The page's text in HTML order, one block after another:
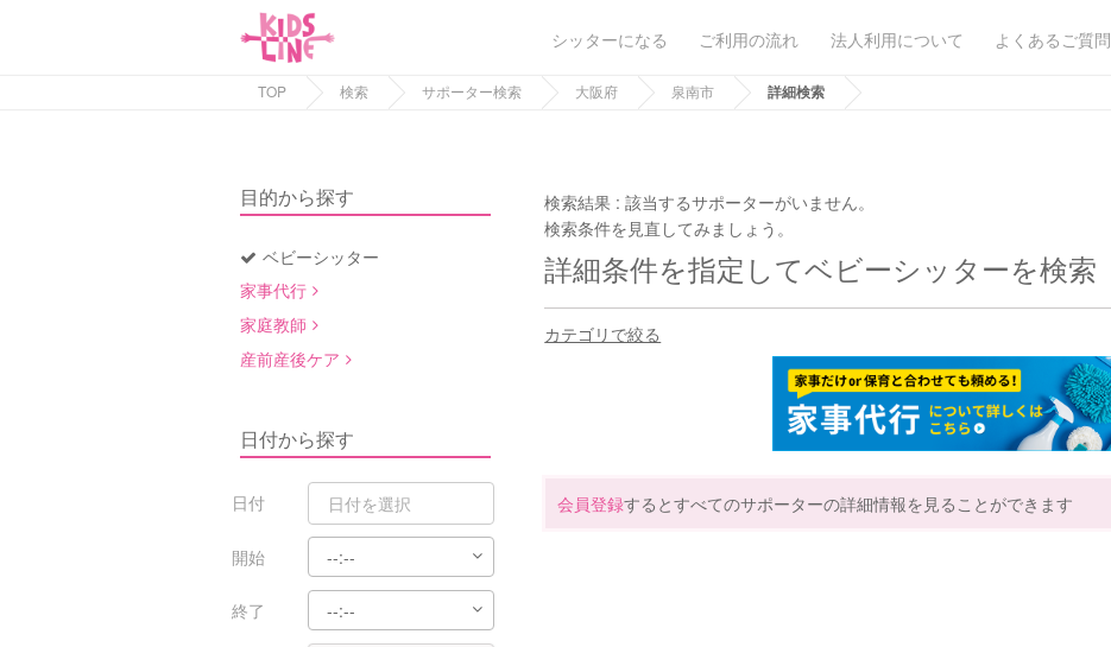
シッターになる ご利用の流れ 法人利用について よくあるご質問
TOP 検索 サポーター検索 大阪府 泉南市 詳細検索
目的から探す
ベビーシッター
家事代行
家庭教師
産前産後ケア
日付から探す
日付
開始
終了
検索結果 :該当するサポーターがいません。
検索条件を見直してみましょう。
詳細条件を指定してベビーシッターを検索
カテゴリで絞る
会員登録するとすべてのサポーターの詳細情報を見ることができます